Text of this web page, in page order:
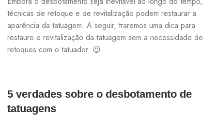
técnicas de retoque e de revitalização podem restaurar a
aparência da tatuagem. A seguir, traremos uma dica para
restauro e revitalização da tatuagem sem a necessidade de
retoques com o tatuador. 😉
5 verdades sobre o desbotamento de
tatuagens